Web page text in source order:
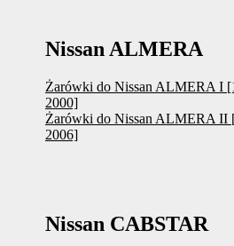
Nissan ALMERA
Żarówki do Nissan ALMERA I
2000]
Żarówki do Nissan ALMERA II
2006]
Nissan CABSTAR